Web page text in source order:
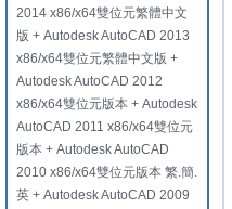
2014 x86/x64雙位元繁體中文
版 + Autodesk AutoCAD 2013
x86/x64雙位元繁體中文版 +
Autodesk AutoCAD 2012
x86/x64雙位元版本 + Autodesk
AutoCAD 2011 x86/x64雙位元
版本 + Autodesk AutoCAD
2010 x86/x64雙位元版本 繁.簡.
英 + Autodesk AutoCAD 2009